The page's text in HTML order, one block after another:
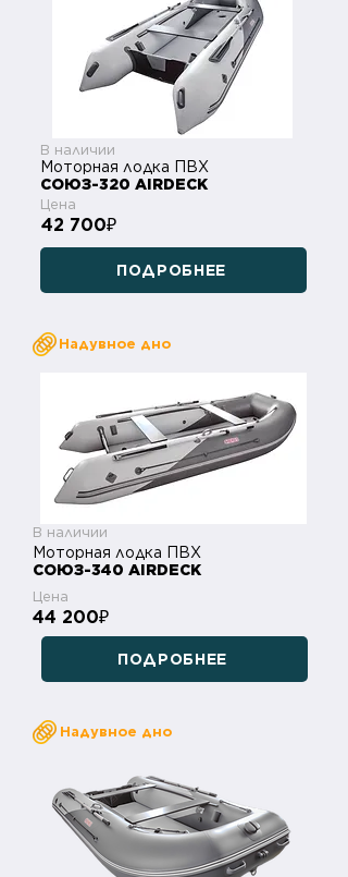
В наличии
Моторная лодка ПВХ
СОЮЗ-320 AIRDECK
Цена
42 700₽
ПОДРОБНЕЕ
Надувное дно
В наличии
Моторная лодка ПВХ
СОЮЗ-340 AIRDECK
Цена
44 200₽
ПОДРОБНЕЕ
Надувное дно